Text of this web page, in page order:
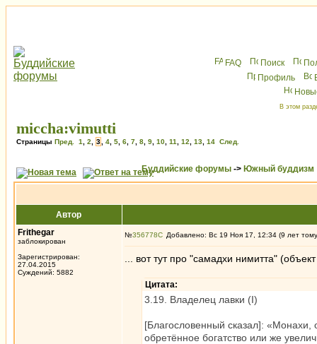
FAQ Поиск
Профиль
В этом
miccha:vimutti
Страницы Пред. 1 2 3 4 5 6 7 8 9 10 11 12 13 14 След.
Буддийские форумы -> Южный буддизм
Автор
Frithegar
заблокирован
Зарегистрирован:
27.04.2015
Суждений: 5882
№356778 Добавлено: Вс 19 Ноя 17, 12:34 (9 лет
... вот тут про "самадхи нимитта"
Цитата:
3.19. Владелец лавки (I)
[Благословенный сказал]:
обретённое богатство или же